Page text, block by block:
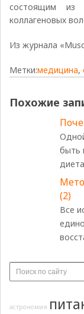
состоящим из
коллагеновых
Из журнала
Метки:медицина,
Похожие
быть
(2)
Все
астрономия